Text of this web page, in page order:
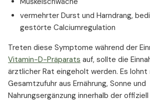
vermehrter Durst und Harndrang,
gestörte Calciumregulation
Treten diese Symptome während der
Vitamin-D-Präparats auf, sollte die
ärztlicher Rat eingeholt werden. Es
Gesamtzufuhr aus Ernährung, Sonne und
Nahrungsergänzung innerhalb der